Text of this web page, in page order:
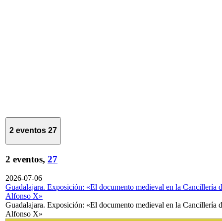
2 eventos 27
2 eventos, 27
2026-07-06
Guadalajara. Exposición: «El documento medieval en la Cancillería
Alfonso X»
Guadalajara. Exposición: «El documento medieval en la Cancillería
Alfonso X»